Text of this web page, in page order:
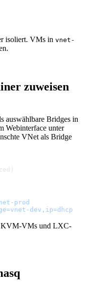
isoliert. VMs in vnet-
zuweisen
auswählbare Bridges in
Webinterface unter
VNet als Bridge
prod
dev,ip=dhcp
KVM-VMs und LXC-